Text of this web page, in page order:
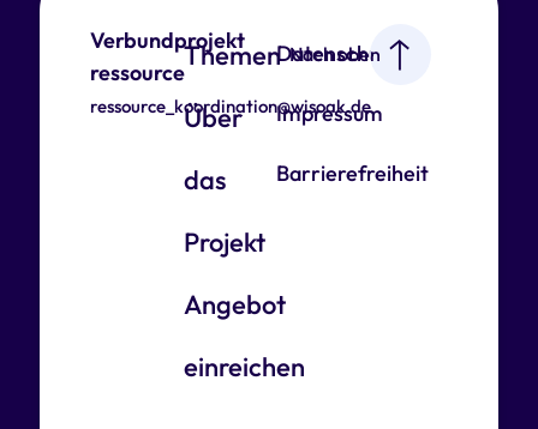
Verbundprojekt
ressource
ressource_koordination@wisoak.de
Themen
Über
das
Projekt
Angebot
einreichen
Datenschutz
Impressum
Barrierefreiheit
Nach oben